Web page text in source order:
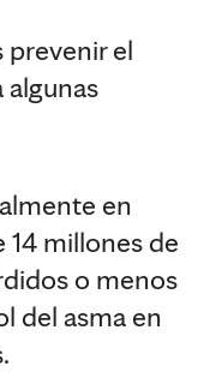
prevenir el
algunas
en
14 millones de
o menos
del asma en